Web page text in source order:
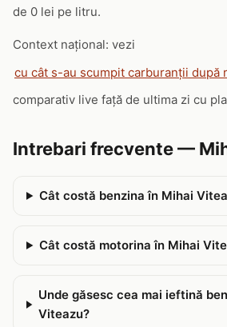
de 0 lei pe litru.
Context național: vezi
cu cât s-au scumpit carburanții după
comparativ live față de ultima zi cu
Intrebari frecvente —
Cât costă benzina în Mihai
Cât costă motorina în Mihai
Unde găsesc cea mai ieftină
Viteazu?